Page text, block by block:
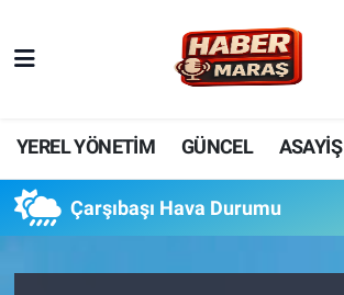
YEREL YÖNETİM GÜNCEL ASAYİŞ
Çarşıbaşı Hava Durumu
YEREL YÖNETİM
GÜNCEL
BİLİM VE TEKNOLOJİ
Nöbetçi Eczaneler
Hava Durumu
Trafik Durumu